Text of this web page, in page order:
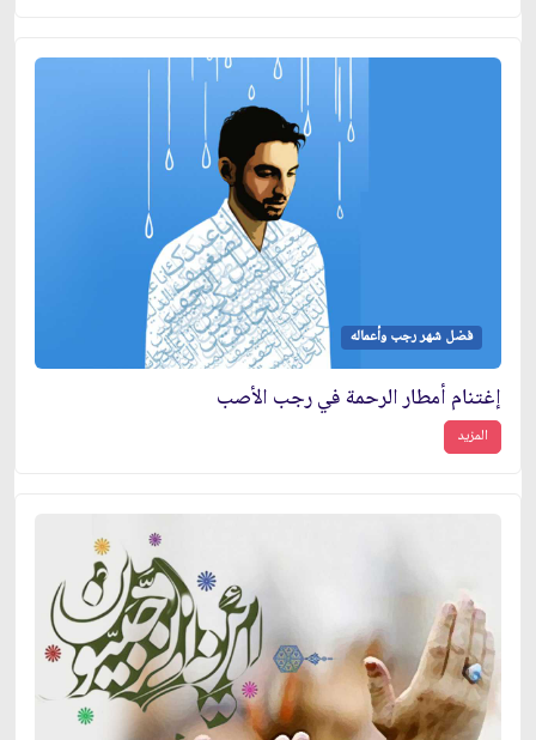
فضل شهر رجب وأعماله
إغتنام أمطار الرحمة في رجب الأصب
المزيد